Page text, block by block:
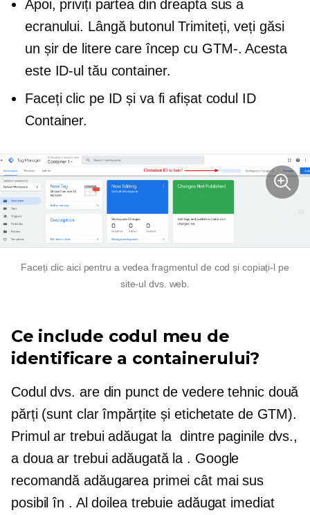
Apoi, priviți partea din dreapta sus a
ecranului. Lângă butonul Trimiteți, veți găsi
un șir de litere care încep cu GTM-. Acesta
este ID-ul tău container.
Faceți clic pe ID și va fi afișat codul ID
Container.
Faceți clic aici pentru a vedea fragmentul de cod și copiați-l pe
site-ul dvs. web.
Ce include codul meu de
identificare a containerului?
Codul dvs. are din punct de vedere tehnic două
părți (sunt clar împărțite și etichetate de GTM).
Primul ar trebui adăugat la dintre paginile dvs.,
a doua ar trebui adăugată la . Google
recomandă adăugarea primei cât mai sus
posibil în . Al doilea trebuie adăugat imediat